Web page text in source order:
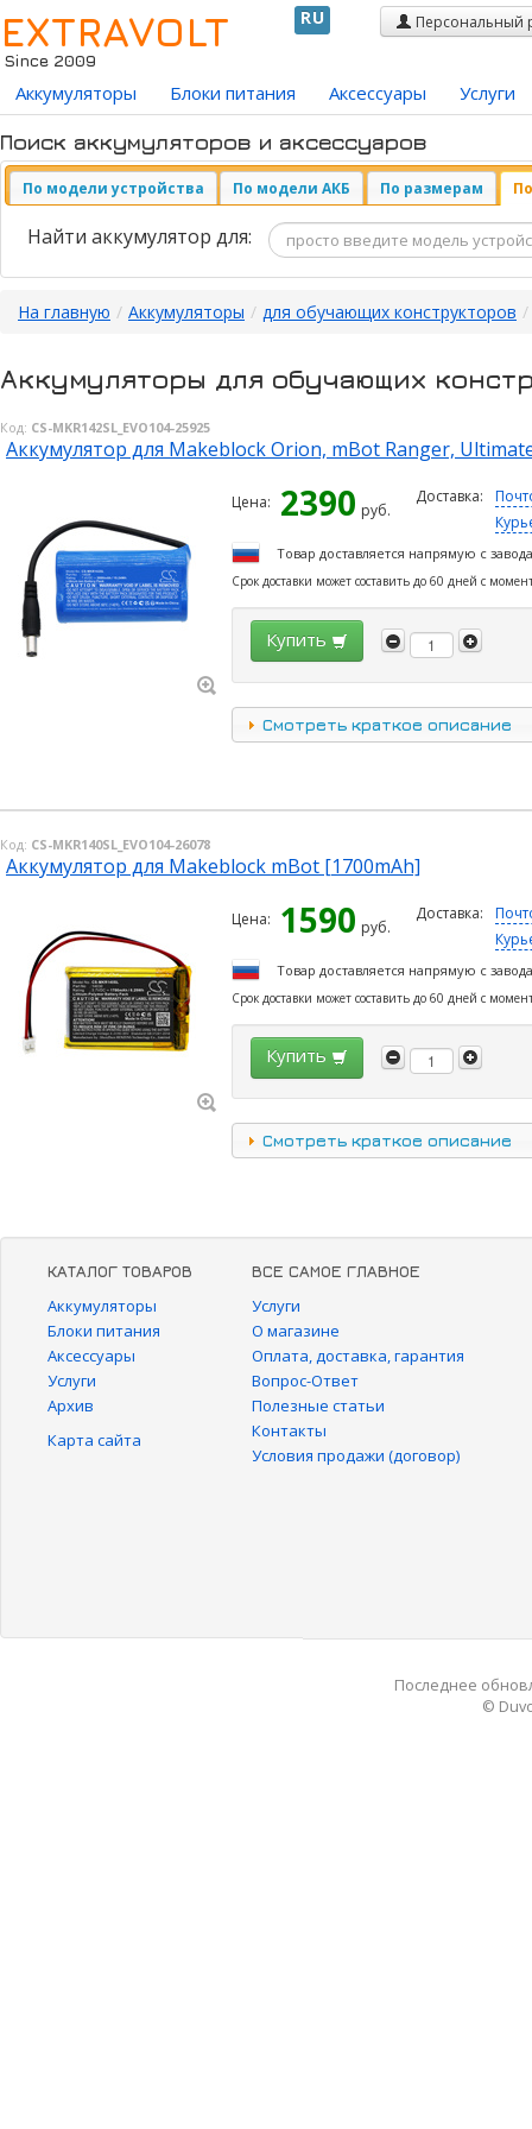
EXTRAVOLT
Since 2009
RU Персональный
Аккумуляторы Блоки питания Аксессуары Услуги
Поиск аккумуляторов и аксессуаров
По модели устройства По модели АКБ По размерам
Найти аккумулятор для:
На главную / Аккумуляторы / для обучающих конструкторов /
Аккумуляторы для обучающих
Код: CS-MKR142SL_EVO104-25925
Аккумулятор для Makeblock Orion, mBot Ranger,
Цена: 2390 руб.
Доставка:
Товар доставляется напрямую с
Срок доставки может составить до 60 дней с
Купить
Смотреть краткое описание
Код: CS-MKR140SL_EVO104-26078
Аккумулятор для Makeblock mBot [1700mAh]
Цена: 1590 руб.
Доставка:
Товар доставляется напрямую с
Срок доставки может составить до 60 дней с
Купить
Смотреть краткое описание
КАТАЛОГ ТОВАРОВ
Аккумуляторы
Блоки питания
Аксессуары
Услуги
Архив
Карта сайта
ВСЕ САМОЕ ГЛАВНОЕ
Услуги
О магазине
Оплата, доставка, гарантия
Вопрос-Ответ
Полезные статьи
Контакты
Условия продажи (договор)
Последнее
©